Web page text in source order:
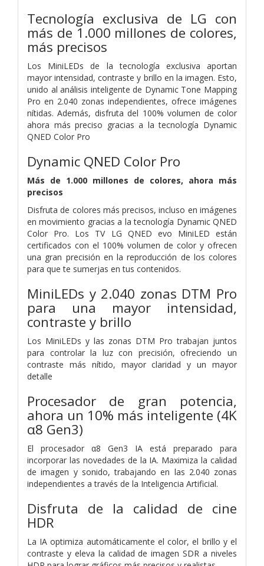
Tecnología exclusiva de LG con
más de 1.000 millones de colores,
más precisos
Los MiniLEDs de la tecnología exclusiva aportan
mayor intensidad, contraste y brillo en la imagen. Esto,
unido al análisis inteligente de Dynamic Tone Mapping
Pro en 2.040 zonas independientes, ofrece imágenes
nítidas. Además, disfruta del 100% volumen de color
ahora más preciso gracias a la tecnología Dynamic
QNED Color Pro
Dynamic QNED Color Pro
Más de 1.000 millones de colores, ahora más
precisos
Disfruta de colores más precisos, incluso en imágenes
en movimiento gracias a la tecnología Dynamic QNED
Color Pro. Los TV LG QNED evo MiniLED están
certificados con el 100% volumen de color y ofrecen
una gran precisión en la reproducción de los colores
para que te sumerjas en tus contenidos.
MiniLEDs y 2.040 zonas DTM Pro
para una mayor intensidad,
contraste y brillo
Los MiniLEDs y las zonas DTM Pro trabajan juntos
para controlar la luz con precisión, ofreciendo un
contraste más nítido, mayor claridad y un mayor
detalle
Procesador de gran potencia,
ahora un 10% más inteligente (4K
α8 Gen3)
El procesador α8 Gen3 IA está preparado para
incorporar las novedades de la IA. Maximiza la calidad
de imagen y sonido, trabajando en las 2.040 zonas
independientes a través de la Inteligencia Artificial.
Disfruta de la calidad de cine
HDR
La IA optimiza automáticamente el color, el brillo y el
contraste y eleva la calidad de imagen SDR a niveles